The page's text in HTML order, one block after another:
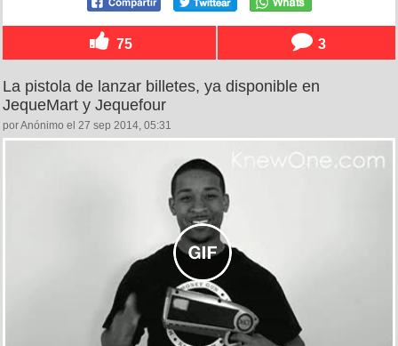
75 3
La pistola de lanzar billetes, ya disponible en
JequeMart y Jequefour
por Anónimo el 27 sep 2014, 05:31